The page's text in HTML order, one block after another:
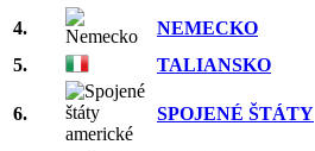
4.
NEMECKO
5.
TALIANSKO
6. SPOJENÉ ŠTÁTY